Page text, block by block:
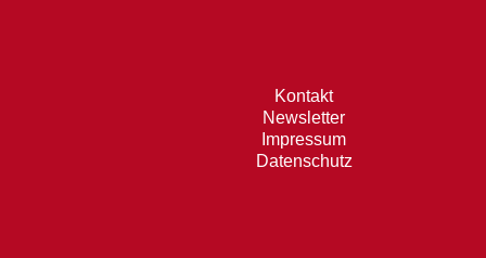
Kontakt
Newsletter
Impressum
Datenschutz